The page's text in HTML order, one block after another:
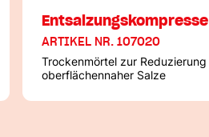
Entsalzungskompresse
ARTIKEL NR. 107020
Trockenmörtel zur Reduzierung
oberflächennaher Salze